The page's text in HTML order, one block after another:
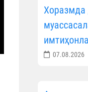
07.08.2026